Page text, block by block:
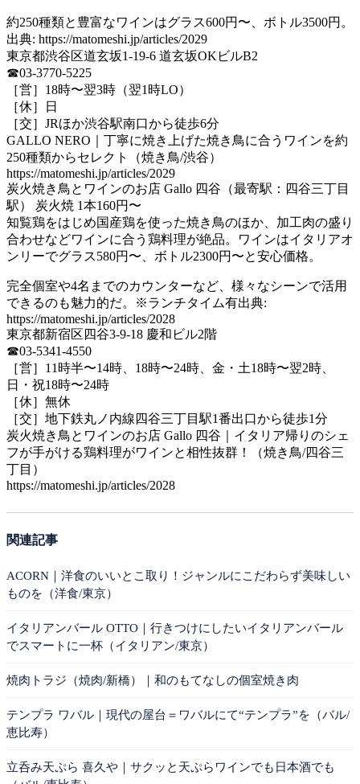
約250種類と豊富なワインはグラス600円〜、ボトル3500円。
出典: https://matomeshi.jp/articles/2029
東京都渋谷区道玄坂1-19-6 道玄坂OKビルB2
☎03-3770-5225
［営］18時〜翌3時（翌1時LO）
［休］日
［交］JRほか渋谷駅南口から徒歩6分
GALLO NERO｜丁寧に焼き上げた焼き鳥に合うワインを約
250種類からセレクト（焼き鳥/渋谷）
https://matomeshi.jp/articles/2029
炭火焼き鳥とワインのお店 Gallo 四谷（最寄駅：四谷三丁目
駅） 炭火焼 1本160円〜
知覧鶏をはじめ国産鶏を使った焼き鳥のほか、加工肉の盛り
合わせなどワインに合う鶏料理が絶品。ワインはイタリアオ
ンリーでグラス580円〜、ボトル2300円〜と安心価格。
完全個室や4名までのカウンターなど、様々なシーンで活用
できるのも魅力的だ。※ランチタイム有出典:
https://matomeshi.jp/articles/2028
東京都新宿区四谷3-9-18 慶和ビル2階
☎03-5341-4550
［営］11時半〜14時、18時〜24時、金・土18時〜翌2時、
日・祝18時〜24時
［休］無休
［交］地下鉄丸ノ内線四谷三丁目駅1番出口から徒歩1分
炭火焼き鳥とワインのお店 Gallo 四谷｜イタリア帰りのシェ
フが手がける鶏料理がワインと相性抜群！（焼き鳥/四谷三
丁目）
https://matomeshi.jp/articles/2028
関連記事
ACORN｜洋食のいいとこ取り！ジャンルにこだわらず美味しい
ものを（洋食/東京）
イタリアンバール OTTO｜行きつけにしたいイタリアンバール
でスマートに一杯（イタリアン/東京）
焼肉トラジ（焼肉/新橋）｜和のもてなしの個室焼き肉
テンプラ ワバル｜現代の屋台＝ワバルにて“テンプラ”を（バル/
恵比寿）
立呑み天ぷら 喜久や｜サクッと天ぷらワインでも日本酒でも